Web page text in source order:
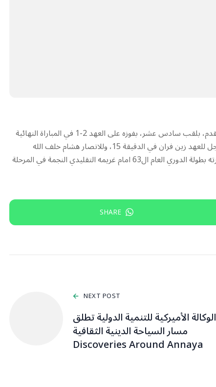
عزز “الانصار” رقمه القياسي في عدد مرات احراز مسابقة كأس لبنان لكرة القدم، بلقب سادس عشر، بفوزه على العهد 2-1 في المباراة النهائية
التي اجريت بينهما عصر اليوم في مجمع فؤاد شهاب الرياضي في جونية.سجل للعهد زين فران في الدقيقة 15، وللانصار هشام خلف الله
ويوسف الحاج في الدقيقتين 20 و 50.وبذلك انقذ الانصار موسمه بعد خسارته بطولة الدوري العام ال63 امام غريمه التقليدي النجمة في المرحلة
SHARE
NEXT POST
الوكالة الأميركية للتنمية الدولية تطلق
مسار السياحة الدينية الثقافية
Discoveries Around Annaya